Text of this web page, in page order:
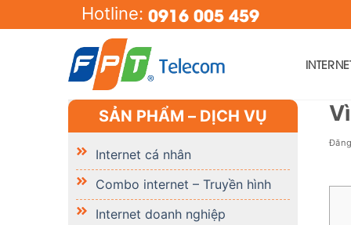
to
Hotline: 0916 005 459
SẢN PHẨM – DỊCH VỤ
Internet cá nhân
Combo internet – Truyền hình
Internet doanh nghiệp